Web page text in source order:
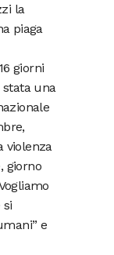
la
piaga
giorni
stata una
violenza
giorno
si
e